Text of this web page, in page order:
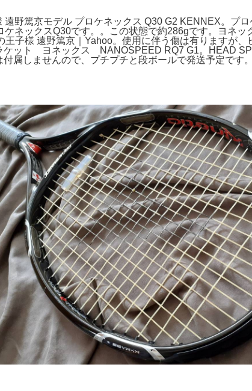
野篤京モデル プロケネックス Q30 G2 KENNEX。プ
ケネックスQ30です。。この状態で約286gです。ヨネ
子様 遠野篤京｜Yahoo。使用に伴う傷は有りますが、
ケット ヨネックス NANOSPEED RQ7 G1。HEAD
属しませんので、プチプチと段ボールで発送予定で